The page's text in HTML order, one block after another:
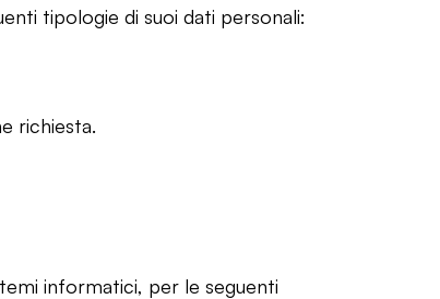
tipologie di suoi dati personali:
richiesta.
informatici, per le seguenti